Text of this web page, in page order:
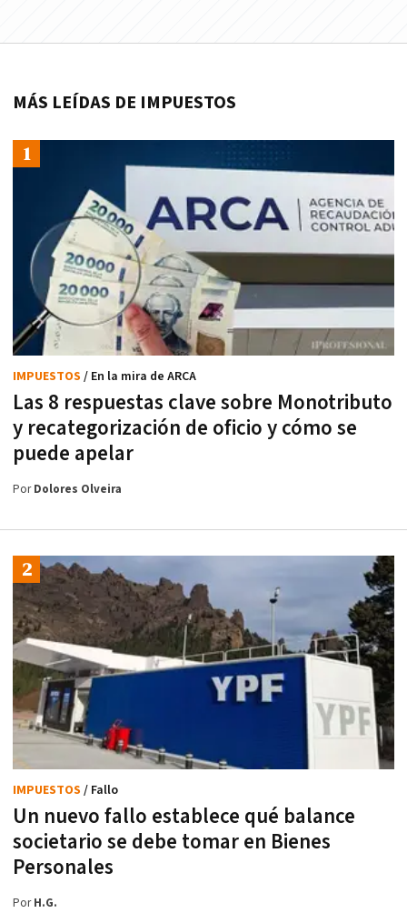
MÁS LEÍDAS DE IMPUESTOS
Las 8 respuestas clave sobre Monotributo
y recategorización de oficio y cómo se
puede apelar
IMPUESTOS / En la mira de ARCA
PorDolores Olveira
Un nuevo fallo establece qué balance
societario se debe tomar en Bienes
Personales
IMPUESTOS / Fallo
PorH.G.